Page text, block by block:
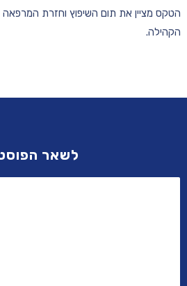
הטקס מציין את תום השיפוץ וחזרת המרפאה
הקהילה.
לשאר